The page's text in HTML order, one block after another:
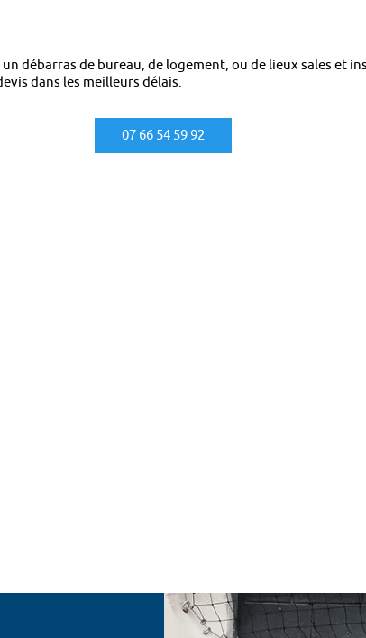
débarras de bureau, de logement, ou de lieux sales et
dans les meilleurs délais.
07 66 54 59 92